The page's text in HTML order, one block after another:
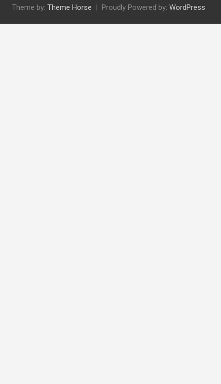
Theme by: Theme Horse Proudly Powered by: WordPress